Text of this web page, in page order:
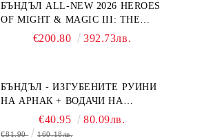
БЪНДЪЛ ALL-NEW 2026 HEROES
OF MIGHT & MAGIC III: THE
BOARD GAME EXPANSIONS -
€200.80 392.73лв.
БЪНДЪЛ - ИЗГУБЕНИТЕ РУИНИ
НА АРНАК + ВОДАЧИ НА
ЕКСПЕДИЦИИ + ПРОМО КАРТИ
БЕЗПЛАТНО
€40.95 80.09лв.
€81.90 160.18лв.